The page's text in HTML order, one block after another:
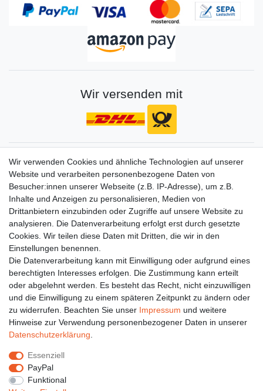
Wir versenden mit
Gerne halten wir sie auf dem Laufenden
VORNAME NACHNAME
E-MAIL **
Newsletter
Honig
Hiermit bestätige ich, dass ich dieDaten­schutz­erklärunggelesen habe. Meine
Einwilligung kann ich jederzeit widerrufen.**
Abonnieren
** Hierbei handelt es sich um ein Pflichtfeld.
Impressum
Barrierefreiheitserklärung
Wir verwenden Cookies und ähnliche Technologien auf unserer
Website und verarbeiten personenbezogene Daten von
Besucher:innen unserer Webseite (z.B. IP-Adresse), um z.B.
Inhalte und Anzeigen zu personalisieren, Medien von
Drittanbietern einzubinden oder Zugriffe auf unsere Website zu
analysieren. Die Datenverarbeitung erfolgt erst durch gesetzte
Cookies. Wir teilen diese Daten mit Dritten, die wir in den
Einstellungen benennen.
Die Datenverarbeitung kann mit Einwilligung oder aufgrund eines
berechtigten Interesses erfolgen. Die Zustimmung kann erteilt
oder abgelehnt werden. Es besteht das Recht, nicht einzuwilligen
und die Einwilligung zu einem späteren Zeitpunkt zu ändern oder
zu widerrufen. Beachten Sie unser Impressum und weitere
Hinweise zur Verwendung personenbezogener Daten in unserer
Daten­schutz­erklärung
Essenziell
PayPal
Funktional